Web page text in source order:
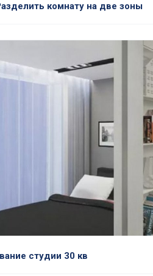
комнату на две зоны
студии 30 кв